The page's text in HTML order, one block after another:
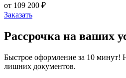
от 109 200 ₽
Заказать
Рассрочка на ваших
Быстрое оформление за 10 минут!
лишних документов.